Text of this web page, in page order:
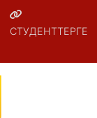
СТУДЕНТТЕРГЕ